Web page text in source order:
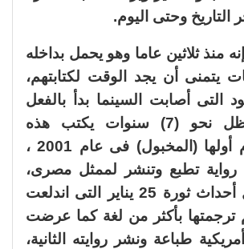
وحتى اليوم.
منذ ثلاثين عاما وهو يحمل بداخله
روايات يتمنى أن يجد الوقت لكتابتهم،
التى أصابت السينما بدأ بالفعل
فى كتابتها وظل نحو (7) سنوات يكتب هذه
الروايات، وقدم أولها (المخبول) فى عام 2001 ،
رواية تطبع وتنشر لممثل مصرى،
وشرح فيها كل أحداث ثورة 25 يناير التى اندلعت
وتم ترجمتها بأكثر من لغة كما عرضت
طباعة ونشر روايته الثانية،